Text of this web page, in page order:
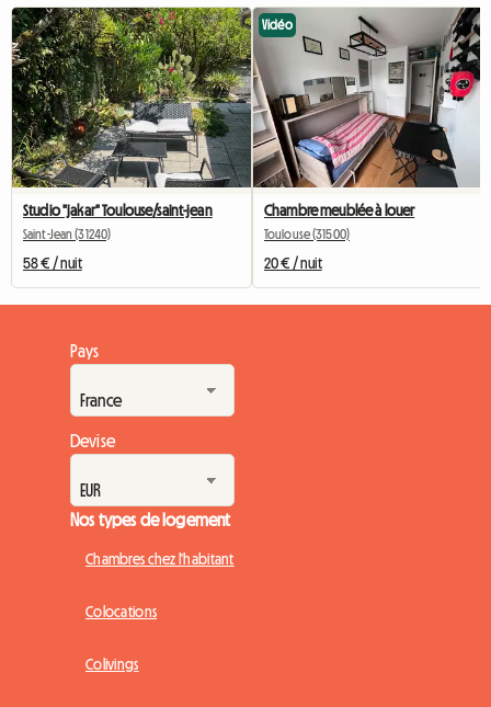
Studio "jakar" Toulouse/saint-jean
Saint-Jean (31240)
58 € / nuit
Vidéo
Chambre meublée à louer
Toulouse (31500)
20 € / nuit
Pays
Devise
Nos types de logement
Chambres chez l'habitant
Colocations
Colivings